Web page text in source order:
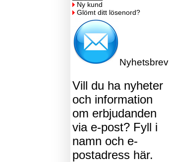
Ny kund
Glömt ditt lösenord?
Nyhetsbrev
Vill du ha nyheter
och information
om erbjudanden
via e-post? Fyll i
namn och e-
postadress här.